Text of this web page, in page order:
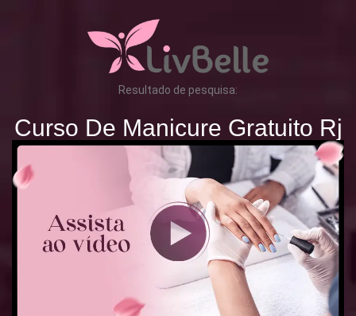
Resultado de pesquisa:
Curso De Manicure Gratuito Rj